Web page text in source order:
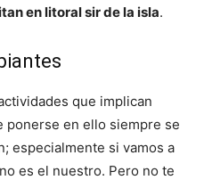
en litoral sir de la isla.
que implican
ponerse en ello siempre se
especialmente si vamos a
es el nuestro. Pero no te